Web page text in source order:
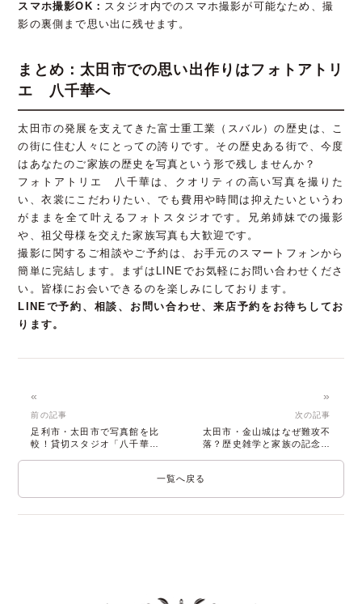
スマホ撮影OK： スタジオ内でのスマホ撮影が可能なため、撮
影の裏側まで思い出に残せます。
まとめ：太田市での思い出作りはフォトアトリ
エ 八千華へ
太田市の発展を支えてきた富士重工業（スバル）の歴史は、こ
の街に住む人々にとっての誇りです。その歴史ある街で、今度
はあなたのご家族の歴史を写真という形で残しませんか？
フォトアトリエ 八千華は、クオリティの高い写真を撮りた
い、衣裳にこだわりたい、でも費用や時間は抑えたいというわ
がままを全て叶えるフォトスタジオです。兄弟姉妹での撮影
や、祖父母様を交えた家族写真も大歓迎です。
撮影に関するご相談やご予約は、お手元のスマートフォンから
簡単に完結します。まずはLINEでお気軽にお問い合わせくださ
い。皆様にお会いできるのを楽しみにしております。
LINEで予約、相談、お問い合わせ、来店予約をお待ちしてお
ります。
«
前の記事
足利市・太田市で写真館を比
較！貸切スタジオ「八千華」
一覧へ戻る
»
次の記事
太田市・金山城はなぜ難攻不
落？歴史雑学と家族の記念撮